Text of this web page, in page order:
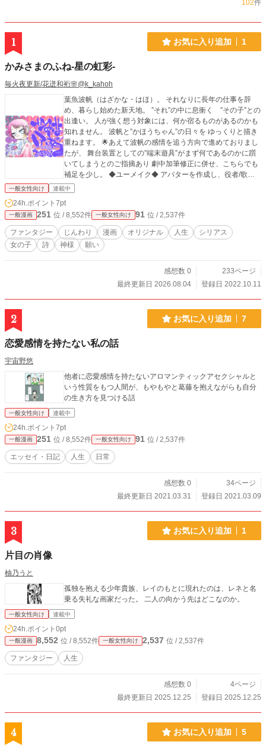
102件
1 お気に入り追加 1
かみさまのふね-星の虹彩-
毎火夜更新/花迸和裄🌸@k_kahoh
葉魚波帆（はざかな・はほ）。 それなりに長年の仕事を辞
め、暮らし始めた新天地。 ”それ”の中に息衝く ”その子”との
出逢い。 人が強く想う対象には、何か宿るものがあるのかも
知れません。 波帆と”かほうちゃん”の日々を ゆっくりと描き
重ねます。 🌟あえて波帆の感情を追う方向で進めておりまし
たが、 舞台装置としての”端末遊具”がまず何であるのかに躓
いてしまうとのご指摘あり 劇中加筆修正に併せ、こちらでも
補足を少し。 ◆ユーメイク◆ アバターを作成し、役者/歌手/
ダンス等擬似的な芸能表現活動体験を楽しめる街頭端末遊
を高めていく。 数値としてスコアや累積に伴うレベル表示も
あり、ゲーム内通貨でアイテム購入も可能。 その映像や楽曲
のクオリティも魅力。 メディアミックスもあり幅広いプレイ
ヤーに支えられている。 🌟1star.「あなたのふね」2022/10/1
1夜連載開始 🌟開始に伴う近況ボード▼ https://www.alphapoli
の作品に至るに関するnote▼ https://note.com/kansousuiro/n/
3年より誕生日前後には『かみさまのふね』は一回お休みし準
備篇側での新作更新を挟んでおります） 🌟【作中作画で使用
諾を得た素材です】
一般女性向け 連載中
24h.ポイント 7pt
一般漫画 251 位 / 8,552件 一般女性向け 91 位 / 2,537件
ファンタジー じんわり 漫画 オリジナル 人生
シリアス
女の子
詩 神様 願い
感想数 0
233ページ
最終更新日 2026.08.04
登録日 2022.10.11
2 お気に入り追加 7
恋愛感情を持たない私の話
宇宙野悠
他者に恋愛感情を持たないアロマンティックアセクシャルと
いう性質をもつ人間が、もやもやと葛藤を抱えながらも自分
の生き方を見つける話
一般女性向け 連載中
24h.ポイント 7pt
一般漫画 251 位 / 8,552件 一般女性向け 91 位 / 2,537件
エッセイ・日記 人生 日常
感想数 0
34ページ
最終更新日 2021.03.31
登録日 2021.03.09
3 お気に入り追加 1
片目の肖像
柚乃うと
孤独を抱える少年貴族、レイのもとに現れたのは、レネと名
乗る失礼な画家だった。 二人の向かう先はどこなのか。
一般女性向け 連載中
24h.ポイント 0pt
一般漫画 8,552 位 / 8,552件 一般女性向け 2,537 位 / 2,537件
ファンタジー 人生
感想数 0
4ページ
最終更新日 2025.12.25
登録日 2025.12.25
4 お気に入り追加 5